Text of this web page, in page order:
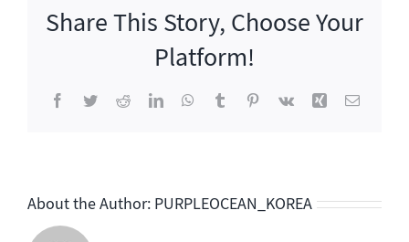
쓰
Share This Story, Choose Your
Platform!
Facebook
TwitterRedditLinkedInWhatsApp
TumblrPinterest
Vk Xing 이
About the Author: PURPLEOCEAN_KOREA